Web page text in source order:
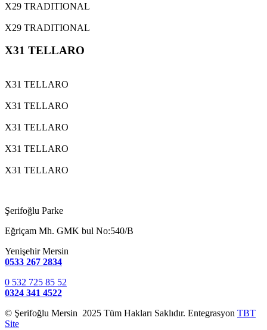
X29 TRADITIONAL
X29 TRADITIONAL
X31 TELLARO
X31 TELLARO
X31 TELLARO
X31 TELLARO
X31 TELLARO
X31 TELLARO
Şerifoğlu Parke
Eğriçam Mh. GMK bul No:540/B
Yenişehir Mersin
0533 267 2834
0 532 725 85 52
0324 341 4522
© Şerifoğlu Mersin 2025 Tüm Hakları Saklıdır. Entegrasyon TBT
Site